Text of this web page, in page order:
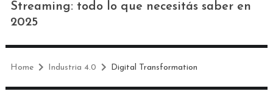
Streaming: todo lo que necesitás saber en
2025
Home Industria 4.0 Digital Transformation